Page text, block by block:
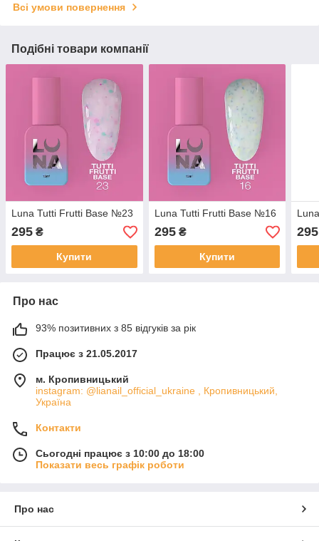
Всі умови повернення
Подібні товари компанії
Luna Tutti Frutti Base №23
295 ₴
Купити
Luna Tutti Frutti Base №16
295₴
Купити
295
Про нас
93% позитивних з 85 відгуків за рік
Працює з 21.05.2017
м. Кропивницький
instagram: @lianail_official_ukraine , Кропивницький,
Україна
Контакти
Сьогодні працює з 10:00 до 18:00
Показати весь графік роботи
Про нас